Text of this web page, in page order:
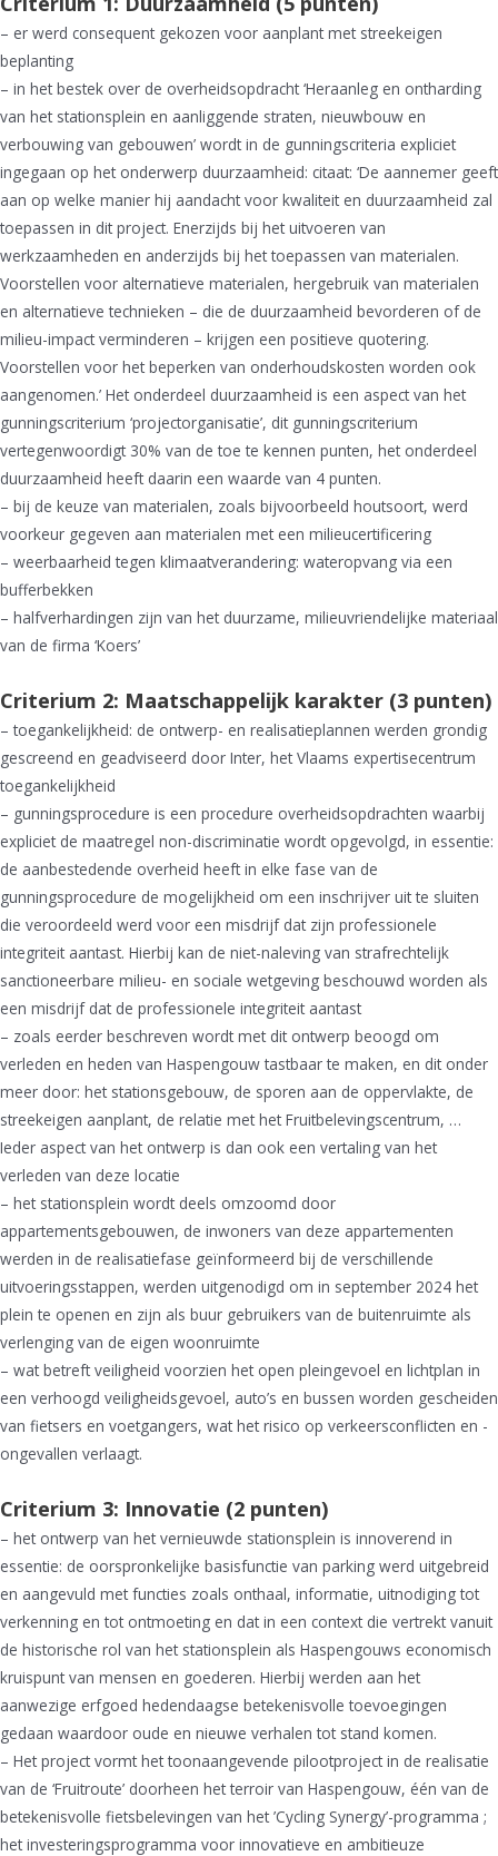
– er werd consequent gekozen voor aanplant met streekeigen
beplanting
– in het bestek over de overheidsopdracht ‘Heraanleg en ontharding
van het stationsplein en aanliggende straten, nieuwbouw en
verbouwing van gebouwen’ wordt in de gunningscriteria expliciet
ingegaan op het onderwerp duurzaamheid: citaat: ‘De aannemer geeft
aan op welke manier hij aandacht voor kwaliteit en duurzaamheid zal
toepassen in dit project. Enerzijds bij het uitvoeren van
werkzaamheden en anderzijds bij het toepassen van materialen.
Voorstellen voor alternatieve materialen, hergebruik van materialen
en alternatieve technieken – die de duurzaamheid bevorderen of de
milieu-impact verminderen – krijgen een positieve quotering.
Voorstellen voor het beperken van onderhoudskosten worden ook
aangenomen.’ Het onderdeel duurzaamheid is een aspect van het
gunningscriterium ‘projectorganisatie’, dit gunningscriterium
vertegenwoordigt 30% van de toe te kennen punten, het onderdeel
duurzaamheid heeft daarin een waarde van 4 punten.
– bij de keuze van materialen, zoals bijvoorbeeld houtsoort, werd
voorkeur gegeven aan materialen met een milieucertificering
– weerbaarheid tegen klimaatverandering: wateropvang via een
bufferbekken
– halfverhardingen zijn van het duurzame, milieuvriendelijke materiaal
van de firma ‘Koers’
Criterium 2: Maatschappelijk karakter (3 punten)
– toegankelijkheid: de ontwerp- en realisatieplannen werden grondig
gescreend en geadviseerd door Inter, het Vlaams expertisecentrum
toegankelijkheid
– gunningsprocedure is een procedure overheidsopdrachten waarbij
expliciet de maatregel non-discriminatie wordt opgevolgd, in essentie:
de aanbestedende overheid heeft in elke fase van de
gunningsprocedure de mogelijkheid om een inschrijver uit te sluiten
die veroordeeld werd voor een misdrijf dat zijn professionele
integriteit aantast. Hierbij kan de niet-naleving van strafrechtelijk
sanctioneerbare milieu- en sociale wetgeving beschouwd worden als
een misdrijf dat de professionele integriteit aantast
– zoals eerder beschreven wordt met dit ontwerp beoogd om
verleden en heden van Haspengouw tastbaar te maken, en dit onder
meer door: het stationsgebouw, de sporen aan de oppervlakte, de
streekeigen aanplant, de relatie met het Fruitbelevingscentrum, …
Ieder aspect van het ontwerp is dan ook een vertaling van het
verleden van deze locatie
– het stationsplein wordt deels omzoomd door
appartementsgebouwen, de inwoners van deze appartementen
werden in de realisatiefase geïnformeerd bij de verschillende
uitvoeringsstappen, werden uitgenodigd om in september 2024 het
plein te openen en zijn als buur gebruikers van de buitenruimte als
verlenging van de eigen woonruimte
– wat betreft veiligheid voorzien het open pleingevoel en lichtplan in
een verhoogd veiligheidsgevoel, auto’s en bussen worden gescheiden
van fietsers en voetgangers, wat het risico op verkeersconflicten en -
ongevallen verlaagt.
Criterium 3: Innovatie (2 punten)
– het ontwerp van het vernieuwde stationsplein is innoverend in
essentie: de oorspronkelijke basisfunctie van parking werd uitgebreid
en aangevuld met functies zoals onthaal, informatie, uitnodiging tot
verkenning en tot ontmoeting en dat in een context die vertrekt vanuit
de historische rol van het stationsplein als Haspengouws economisch
kruispunt van mensen en goederen. Hierbij werden aan het
aanwezige erfgoed hedendaagse betekenisvolle toevoegingen
gedaan waardoor oude en nieuwe verhalen tot stand komen.
– Het project vormt het toonaangevende pilootproject in de realisatie
van de ‘Fruitroute’ doorheen het terroir van Haspengouw, één van de
betekenisvolle fietsbelevingen van het ’Cycling Synergy’-programma ;
het investeringsprogramma voor innovatieve en ambitieuze